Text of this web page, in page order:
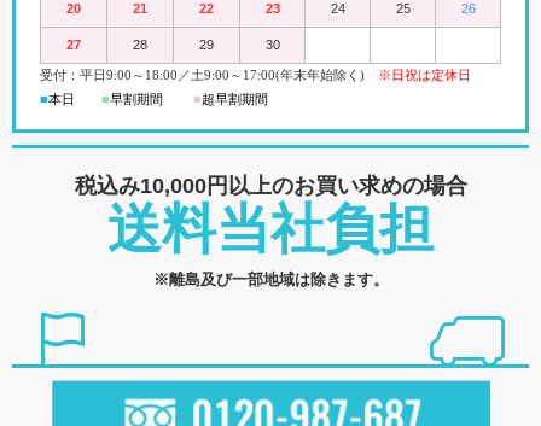
20 21 22 23 24 25 26
27 28 29 30
受付：平日9:00 ～18:00 ／ 土9:00 ～ 17:00(年末年始除く) ※日祝は定休日
■本日 ■早割期間 ■超早割期間
税込み10,000円以上のお買い求めの場合
送料当社負担
※離島及び一部地域は除きます。